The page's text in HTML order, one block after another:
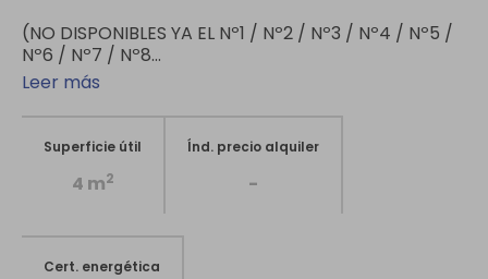
(NO DISPONIBLES YA EL Nº1 / Nº2 / Nº3 / Nº4 / Nº5 /
Nº6 / Nº7 / Nº8...
Leer más
Superficie útil
4 m2
Índ. precio alquiler
-
Cert. energética